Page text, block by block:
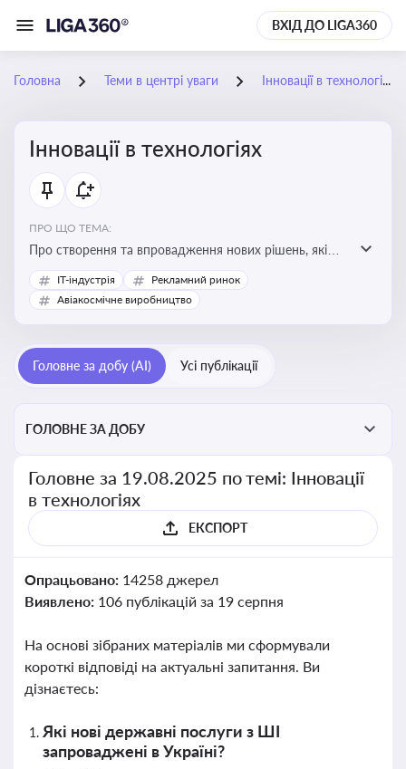
ВХІД ДО LIGA360
Головна Теми в центрі уваги Інновації в технологіях
Інновації в технологіях
ПРО ЩО ТЕМА:
Про створення та впровадження нових рішень, які
покращують ефективність, функціональність або
можливості технологічних продуктів і процесів.
IT-індустрія
Рекламний ринок
Авіакосмічне виробництво
Головне за добу (AI) Усі публікації
ГОЛОВНЕ ЗА ДОБУ
Головне за 19.08.2025 по темі: Інновації
в технологіях
ЕКСПОРТ
Опрацьовано: 14258 джерел
Виявлено: 106 публікацій за 19 серпня
На основі зібраних матеріалів ми сформували
короткі відповіді на актуальні запитання. Ви
дізнаєтесь:
Які нові державні послуги з ШІ
запроваджені в Україні?